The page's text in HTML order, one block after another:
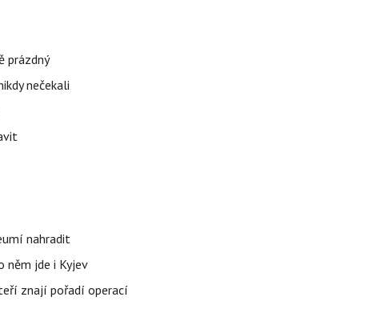
prázdný
nečekali
nahradit
něm jde i Kyjev
znají pořadí operací